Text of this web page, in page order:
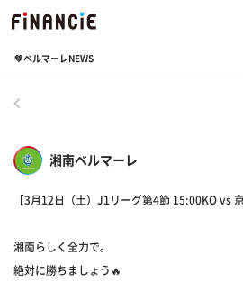
💚ベルマーレNEWS
湘南ベルマーレ
【3月12日（土）J1リーグ第4節 15:00KO vs
湘南らしく全力で。
絶対に勝ちましょう🔥